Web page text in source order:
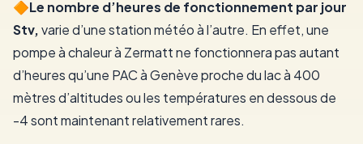
🔶️Le nombre d’heures de fonctionnement par jour
Stv,varie d’une station météo à l’autre. En effet, une
pompe à chaleur à Zermatt ne fonctionnera pas autant
d’heures qu’une PAC à Genève proche du lac à 400
mètres d’altitudes ou les températures en dessous de
-4 sont maintenant relativement rares.